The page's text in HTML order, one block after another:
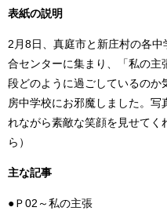
表紙の説明
2月8日、真庭市と新庄村の各
合センターに集まり、「私の
段どのように過ごしているの
房中学校にお邪魔しました。
れながら素敵な笑顔を見せて
ら）
主な記事
●Ｐ02～私の主張